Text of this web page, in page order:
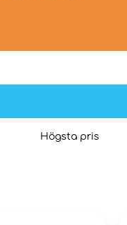
Högsta pris